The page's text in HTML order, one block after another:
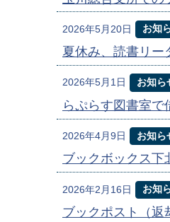
2026年5月20日 お知
夏休み、読書リー
2026年5月1日 お知ら
らぷらす図書室
2026年4月9日 お知ら
ブックボックス下
2026年2月16日 お知
ブックポスト（返